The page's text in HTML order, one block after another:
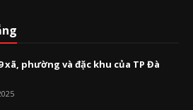
xã, phường và đặc khu của TP Đà